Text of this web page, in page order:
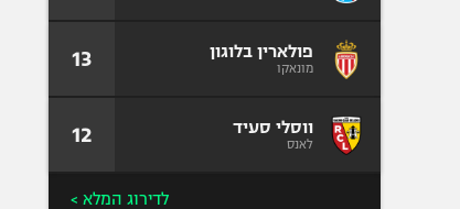
פולארין בלוגון
מונאקו 13
ווסלי סעיד
לאנס 12
לדירוג המלא >